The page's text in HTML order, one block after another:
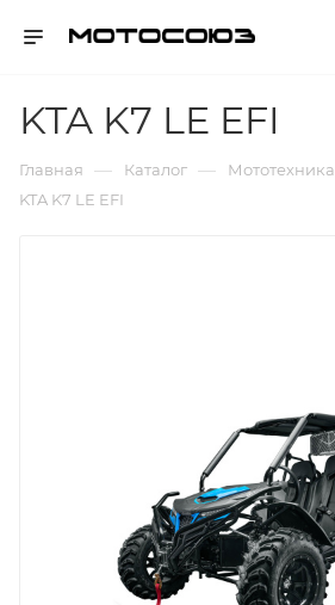
KTA K7 LE EFI
Главная — Каталог — Мототехника
KTA K7 LE EFI